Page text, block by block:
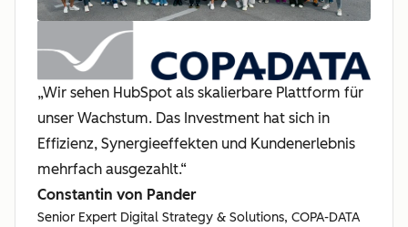
„Wir sehen HubSpot als skalierbare Plattform für
unser Wachstum. Das Investment hat sich in
Effizienz, Synergieeffekten und Kundenerlebnis
mehrfach ausgezahlt.“
Constantin von Pander
Senior Expert Digital Strategy & Solutions, COPA-DATA